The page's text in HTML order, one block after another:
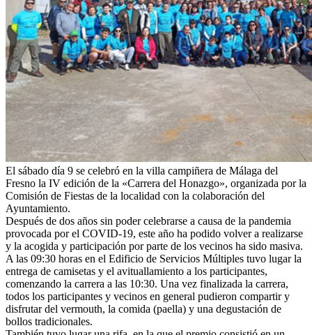
El sábado día 9 se celebró en la villa campiñera de Málaga del
Fresno la IV edición de la «Carrera del Honazgo», organizada por la
Comisión de Fiestas de la localidad con la colaboración del
Ayuntamiento.
Después de dos años sin poder celebrarse a causa de la pandemia
provocada por el COVID-19, este año ha podido volver a realizarse
y la acogida y participación por parte de los vecinos ha sido masiva.
A las 09:30 horas en el Edificio de Servicios Múltiples tuvo lugar la
entrega de camisetas y el avituallamiento a los participantes,
comenzando la carrera a las 10:30. Una vez finalizada la carrera,
todos los participantes y vecinos en general pudieron compartir y
disfrutar del vermouth, la comida (paella) y una degustación de
bollos tradicionales.